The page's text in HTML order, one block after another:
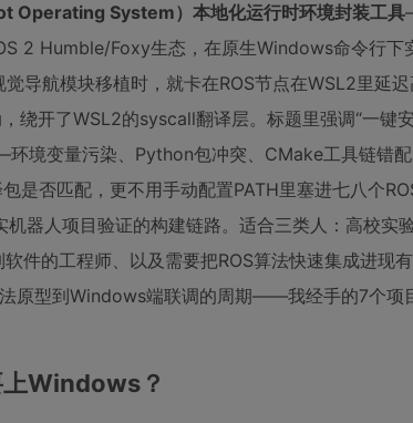
Operating System）本地化运行时环境封装工具
2 Humble/Foxy生态，在原生Windows命令行下
导航模块移植时，就卡在ROS节点在WSL2里延迟
开了WSL2的syscall翻译层。标题里强调“一键
境变量污染、Python包冲突、CMake工具链错
否匹配，更不用手动配置PATH里塞进七八个
器人项目验证的构建链路。适合三类人：高校实
件的工程师、以及需要把ROS算法快速集成进现
原型到Windows端联调的周期——我经手的7个项
上Windows？